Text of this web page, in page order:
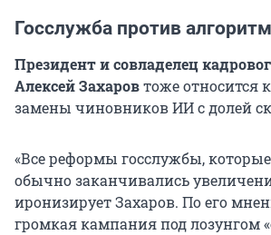
Госслужба против
Президент и совладелец
Алексей Захаровтоже относится
замены чиновников ИИ с долей
«Все реформы госслужбы,
обычно заканчивались
иронизирует Захаров. По его
громкая кампания под лозунгом